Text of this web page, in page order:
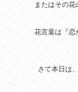
またはその
花言葉は『恋
さて本日は